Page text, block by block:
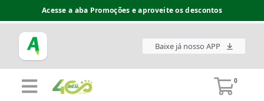
Acesse a aba Promoções e aproveite os descontos
Baixe já nosso APP
0